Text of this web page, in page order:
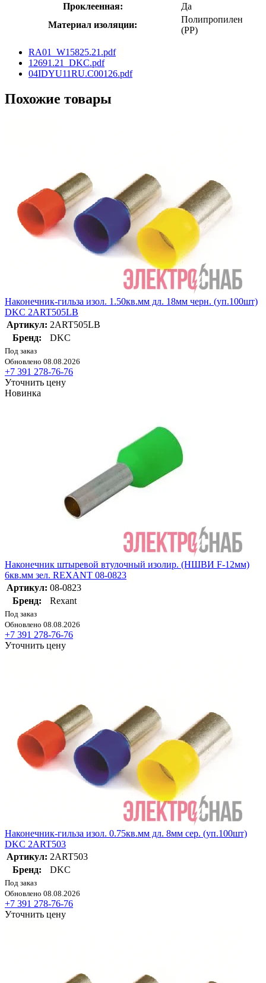
Проклеенная:
Да
Материал изоляции:
Полипропилен
(PP)
RA01_W15825.21.pdf
12691.21_DKC.pdf
04IDYU11RU.C00126.pdf
Похожие товары
Наконечник-гильза изол. 1.50кв.мм дл. 18мм черн. (уп.100шт)
DKC 2ART505LB
Артикул: 2ART505LB
Бренд:
DKC
Под заказ
Обновлено 08.08.2026
+7 391 278-76-76
Уточнить цену
Новинка
Наконечник штыревой втулочный изолир. (НШВИ F-12мм)
6кв.мм зел. REXANT 08-0823
Артикул: 08-0823
Бренд:
Rexant
Под заказ
Обновлено 08.08.2026
+7 391 278-76-76
Уточнить цену
Наконечник-гильза изол. 0.75кв.мм дл. 8мм сер. (уп.100шт)
DKC 2ART503
Артикул: 2ART503
Бренд:
DKC
Под заказ
Обновлено 08.08.2026
+7 391 278-76-76
Уточнить цену